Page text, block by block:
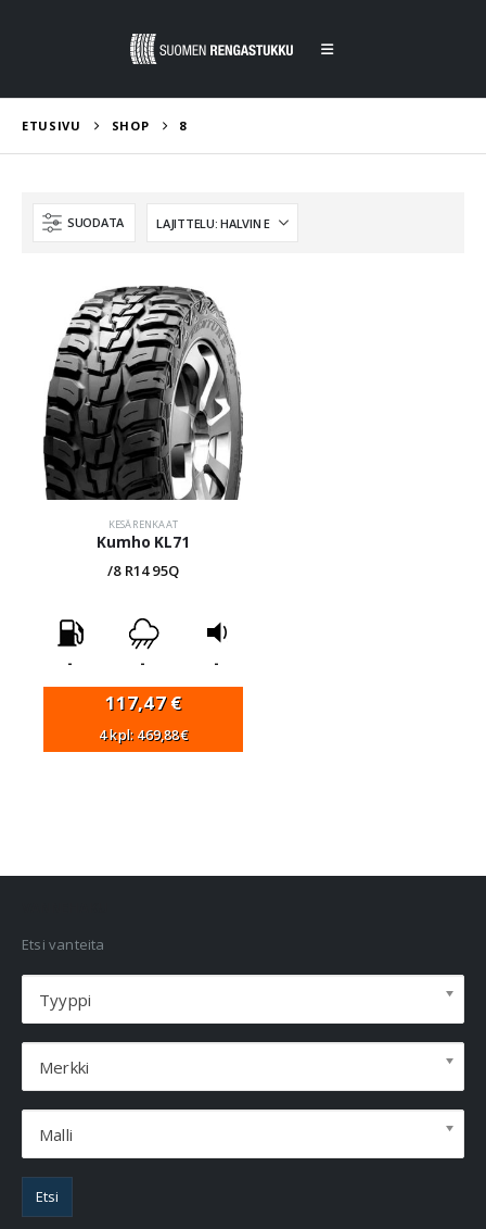
ETUSIVU SHOP 8
SUODATA
KESÄRENKAAT
Kumho KL71
/8 R14 95Q
- - -
117,47€
4 kpl: 469,88€
Etsi vanteita
Tyyppi
Merkki
Malli
Etsi